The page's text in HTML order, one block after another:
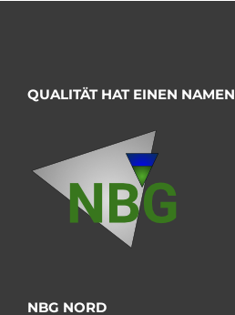
QUALITÄT HAT EINEN NAMEN
NBG NORD